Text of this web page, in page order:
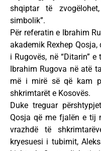
shqiptar të
simbolik”.
Për referatin e Ibrahim
akademik Rexhep
i Rugovës, në “Ditarin”
Ibrahim Rugova në atë
më i mirë së që kam
shkrimtarët e Kosovës.
Duke treguar
Qosja që me fjalën e tij
vrazhdë të
kryesuesi i tubimit,